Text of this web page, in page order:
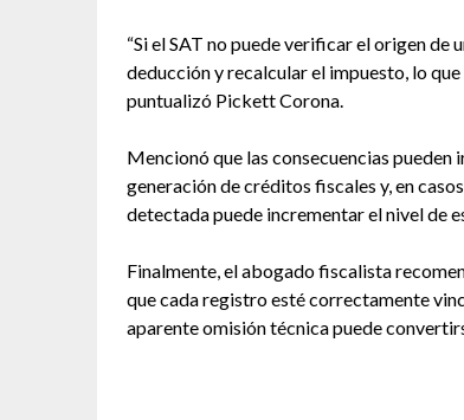
“Si el SAT no puede verificar el origen
deducción y recalcular el impuesto, lo
puntualizó Pickett Corona.
Mencionó que las consecuencias pueden
generación de créditos fiscales y, en
detectada puede incrementar el nivel de
Finalmente, el abogado fiscalista
que cada registro esté correctamente
aparente omisión técnica puede